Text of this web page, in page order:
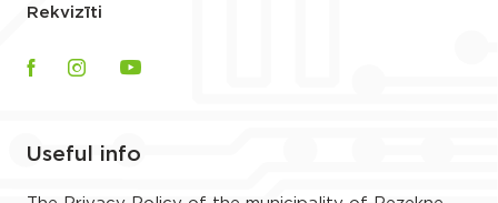
Rekvizīti
Useful info